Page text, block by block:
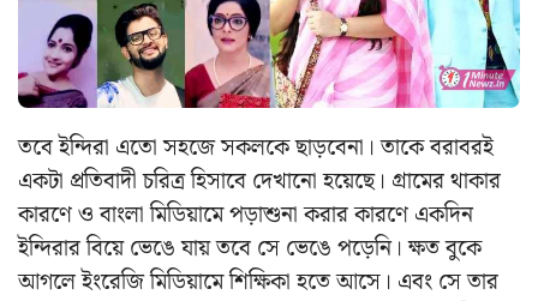
তবে ইন্দিরা এতো সহজে সকলকে ছাড়বেনা। তাকে বরাবরই
একটা প্রতিবাদী চরিত্র হিসাবে দেখানো হয়েছে। গ্রামের থাকার
কারণে ও বাংলা মিডিয়ামে পড়াশুনা করার কারণে একদিন
ইন্দিরার বিয়ে ভেঙে যায় তবে সে ভেঙে পড়েনি। ক্ষত বুকে
আগলে ইংরেজি মিডিয়ামে শিক্ষিকা হতে আসে। এবং সে তার